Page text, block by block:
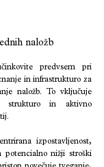
naložb
predvsem pri
in infrastrukturo za
naložb. To vključuje
strukturo in aktivno
izpostavljenost,
nižji stroški